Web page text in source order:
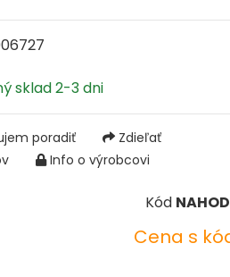
sklad 2-3 dni
poradiť
Zdieľať
Info o výrobcovi
Kód
Cena s